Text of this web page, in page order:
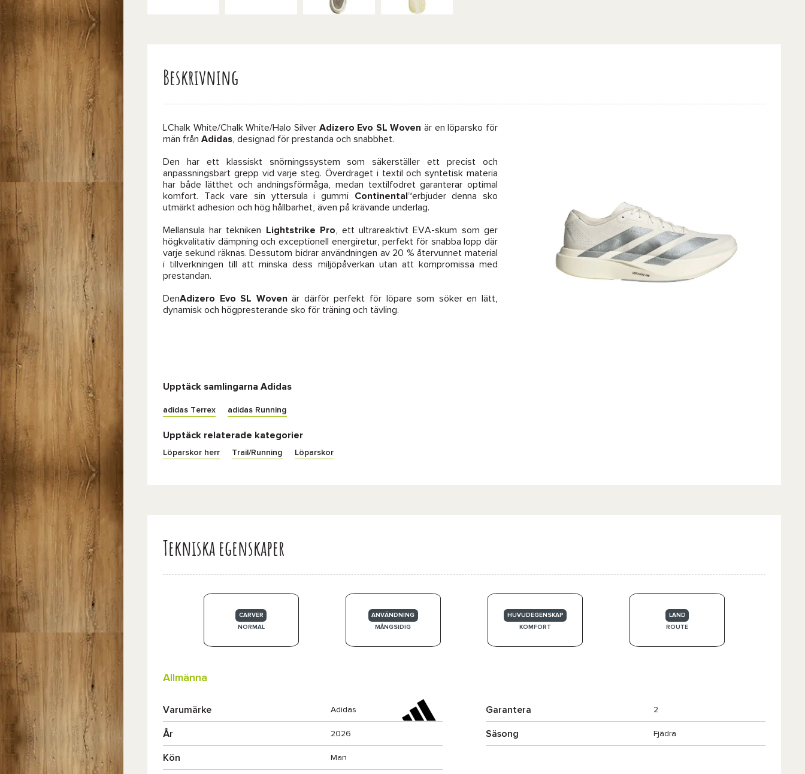
Beskrivning
LChalk White/Chalk White/Halo Silver Adizero Evo SL Woven är en löparsko för
män från Adidas , designad för prestanda och snabbhet.
Den har ett klassiskt snörningssystem som säkerställer ett precist och
anpassningsbart grepp vid varje steg. Överdraget i textil och syntetisk materia
har både lätthet och andningsförmåga, medan textilfodret garanterar optimal
komfort. Tack vare sin yttersula i gummi Continental™erbjuder denna sko
utmärkt adhesion och hög hållbarhet, även på krävande underlag.
Mellansula har tekniken Lightstrike Pro , ett ultrareaktivt EVA-skum som ger
högkvalitativ dämpning och exceptionell energiretur, perfekt för snabba lopp där
varje sekund räknas. Dessutom bidrar användningen av 20 % återvunnet material
i tillverkningen till att minska dess miljöpåverkan utan att kompromissa med
prestandan.
DenAdizero Evo SL Woven är därför perfekt för löpare som söker en lätt,
dynamisk och högpresterande sko för träning och tävling.
Upptäck samlingarna Adidas
adidas Terrex adidas Running
Upptäck relaterade kategorier
Löparskor herr Trail/Running Löparskor
Tekniska egenskaper
CARVER
NORMAL
ANVÄNDNING
MÅNGSIDIG
HUVUDEGENSKAP
KOMFORT
LAND
ROUTE
Allmänna
Varumärke Adidas Garantera 2
År 2026 Säsong Fjädra
Kön Man